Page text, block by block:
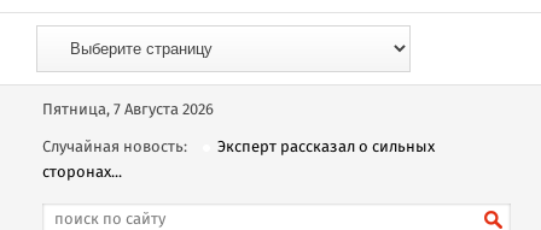
Пятница, 7 Августа 2026
Случайная новость:
Эксперт рассказал о сильных
сторонах...